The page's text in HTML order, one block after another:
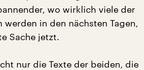
wo wirklich viele der
in den nächsten Tagen,
Sache jetzt.
nur die Texte der beiden, die